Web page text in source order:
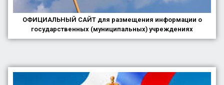
ОФИЦИАЛЬНЫЙ САЙТ для размещения информации о
государственных (муниципальных) учреждениях